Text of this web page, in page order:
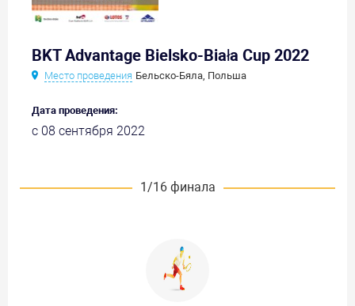
BKT Advantage Bielsko-Biała Cup 2022
Место проведения Бельско-Бяла, Польша
Дата проведения:
с 08 сентября 2022
1/16 финала